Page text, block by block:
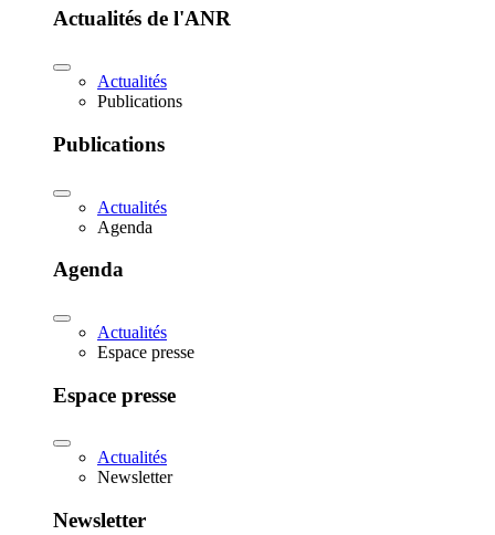
Actualités de l'ANR
Actualités
Publications
Publications
Actualités
Agenda
Agenda
Actualités
Espace presse
Espace presse
Actualités
Newsletter
Newsletter